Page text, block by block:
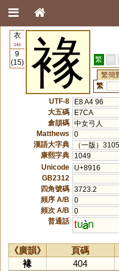
衣
145
9
(15)
褖 繁 簡
繁簡
繁
UTF-8
E8 A4 96
大五碼
E7CA
倉頡碼 中女弓人
Matthews
0
漢語大字典
（一版）
康熙字典
1049
Unicode
U+8916
GB2312
四角號碼 3723.2
頻序 A/B
0
頻次 A/B
0
普通話 tu n
《廣韻》 頁碼
褖
404